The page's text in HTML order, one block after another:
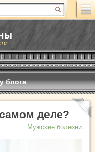
блога
деле?
Мужские болезни